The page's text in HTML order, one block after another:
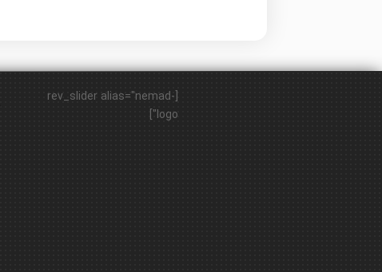
[rev_slider alias="nemad-
logo"]